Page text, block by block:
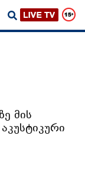
მის